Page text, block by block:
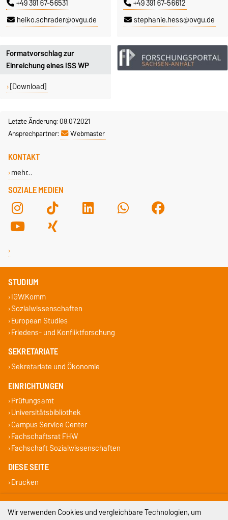
+49 391 67-56531
heiko.schrader@ovgu.de
+49 391 67-56612
stephanie.hess@ovgu.de
Formatvorschlag zur
Einreichung eines ISS WP
[Download]
Letzte Änderung: 08.07.2021
Ansprechpartner:
Webmaster
SOZIALE MEDIEN
KONTAKT
mehr…
STUDIUM
IGW.Komm
Sozialwissenschaften
European Studies
Friedens- und Konfliktforschung
SEKRETARIATE
Sekretariate und Ökonomie
EINRICHTUNGEN
Prüfungsamt
Universitätsbibliothek
Campus Service Center
Fachschaftsrat FHW
Fachschaft Sozialwissenschaften
DIESE SEITE
Drucken
Impressum
Wir verwenden Cookies und vergleichbare Technologien, um